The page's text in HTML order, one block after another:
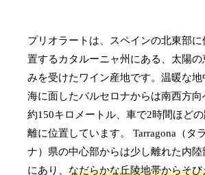
プリオラートは、スペインの北東部に
置するカタルーニャ州にある、太陽の
みを受けたワイン産地です。温暖な地
海に面したバルセロナからは南西方向
約150キロメートル、車で2時間ほどの
離に位置しています。 Tarragona（タ
ナ）県の中心部からは少し離れた内陸
にあり、なだらかな丘陵地帯からそび